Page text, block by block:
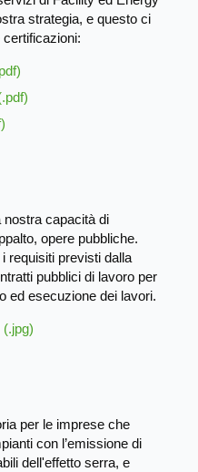
strategia, e questo ci
nostra capacità di
opere pubbliche.
requisiti previsti dalla
pubblici di lavoro per
ed esecuzione dei lavori.
per le imprese che
con l’emissione di
dell'effetto serra, e